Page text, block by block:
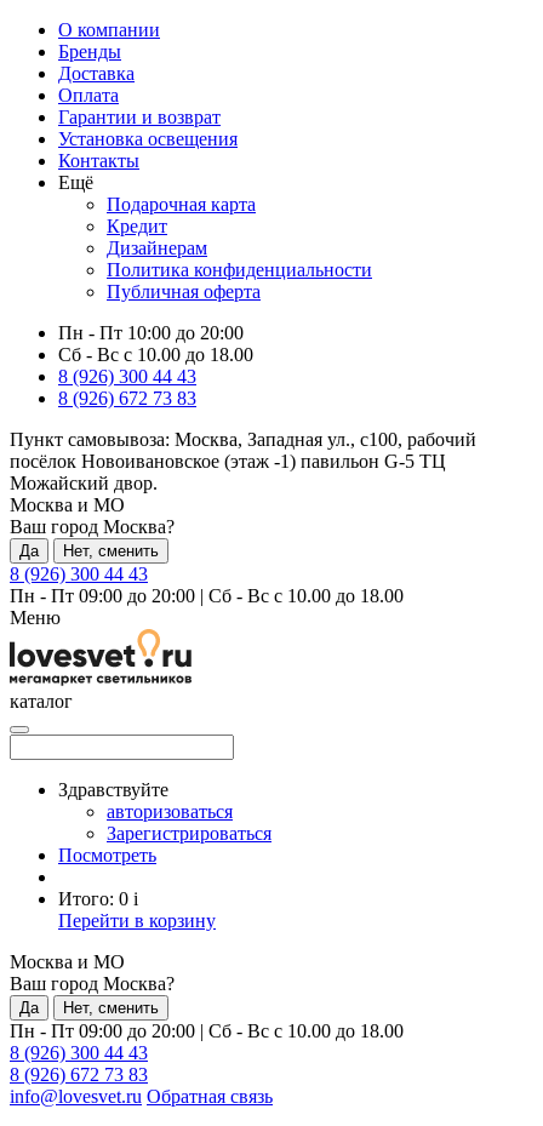
О компании
Бренды
Доставка
Оплата
Гарантии и возврат
Установка освещения
Контакты
Ещё
Подарочная карта
Кредит
Дизайнерам
Политика конфиденциальности
Публичная оферта
Пн - Пт 10:00 до 20:00
Сб - Вс с 10.00 до 18.00
8 (926) 300 44 43
8 (926) 672 73 83
Пункт самовывоза: Москва, Западная ул., с100, рабочий
посёлок Новоивановское (этаж -1) павильон G-5 ТЦ
Можайский двор.
Москва и МО
Ваш город Москва?
Да Нет, сменить
8 (926) 300 44 43
Пн - Пт 09:00 до 20:00 | Сб - Вс с 10.00 до 18.00
Меню
каталог
Здравствуйте
авторизоваться
Зарегистрироваться
Посмотреть
Итого: 0 i
Перейти в корзину
Москва и МО
Ваш город Москва?
Да Нет, сменить
Пн - Пт 09:00 до 20:00 | Сб - Вс с 10.00 до 18.00
8 (926) 300 44 43
8 (926) 672 73 83
info@lovesvet.ru Обратная связь